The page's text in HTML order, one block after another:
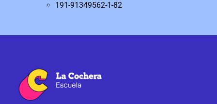
191-91349562-1-82